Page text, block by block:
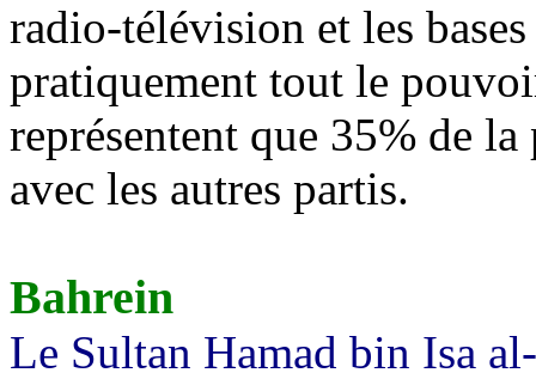
radio-télévision et les
pratiquement tout le
représentent que 35% de
avec les autres partis.
Bahrein
Le Sultan Hamad bin Isa